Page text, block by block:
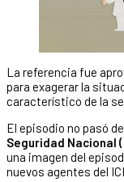
La referencia fue
para exagerar la
característico de la
El episodio no pasó
Seguridad Nacional
una imagen del
nuevos agentes del